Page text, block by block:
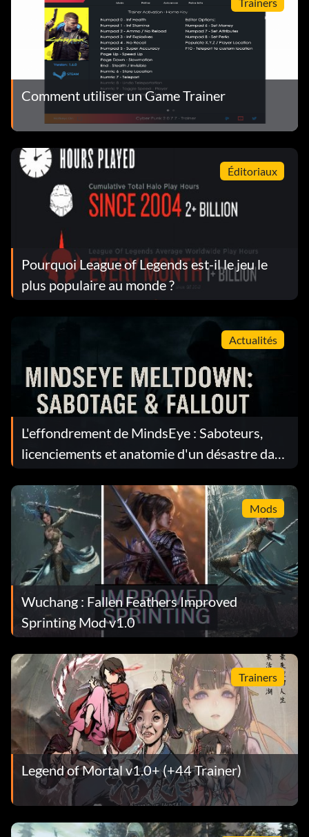
Comment utiliser un Game Trainer
Éditoriaux
Pourquoi League of Legends est-il le jeu le
plus populaire au monde ?
Actualités
L'effondrement de MindsEye : Saboteurs,
licenciements et anatomie d'un désastre dans
le secteur des jeux vidéo
Mods
Wuchang : Fallen Feathers Improved
Sprinting Mod v1.0
Trainers
Legend of Mortal v1.0+ (+44 Trainer)